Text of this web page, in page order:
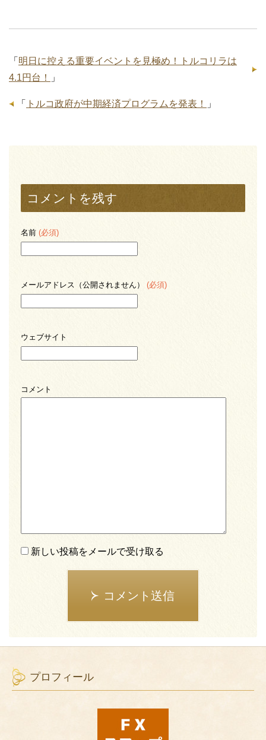
「 明日に控える重要イベントを見極め！トルコリラは
4.1円台！
」
「 トルコ政府が中期経済プログラムを発表！ 」
コメントを残す
名前 (必須)
メールアドレス（公開されません） (必須)
ウェブサイト
コメント
新しい投稿をメールで受け取る
コメント送信
プロフィール